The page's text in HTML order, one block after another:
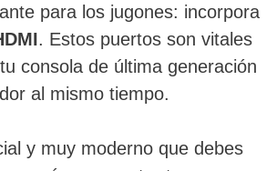
para los jugones: incorpora
. Estos puertos son vitales
consola de última generación
al mismo tiempo.
y muy moderno que debes